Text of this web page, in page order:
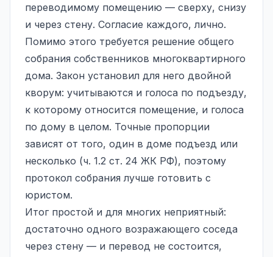
переводимому помещению — сверху, снизу
и через стену. Согласие каждого, лично.
Помимо этого требуется решение общего
собрания собственников многоквартирного
дома. Закон установил для него двойной
кворум: учитываются и голоса по подъезду,
к которому относится помещение, и голоса
по дому в целом. Точные пропорции
зависят от того, один в доме подъезд или
несколько (ч. 1.2 ст. 24 ЖК РФ), поэтому
протокол собрания лучше готовить с
юристом.
Итог простой и для многих неприятный:
достаточно одного возражающего соседа
через стену — и перевод не состоится,